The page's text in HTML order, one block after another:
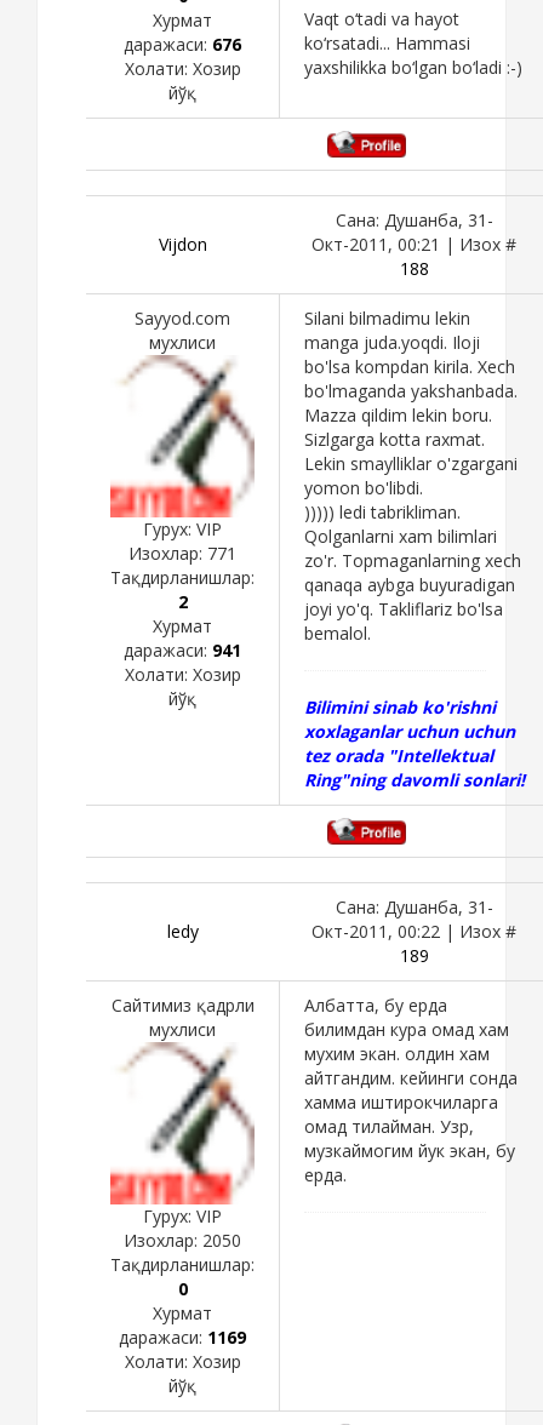
Хурмат
даражаси: 676
Холати: Хозир
йўқ
Vaqt o‘tadi va hayot
ko‘rsatadi... Hammasi
yaxshilikka bo‘lgan bo‘ladi :-)
Vijdon
Сана: Душанба, 31-
Окт-2011, 00:21 | Изох #
188
Sayyod.com
мухлиси
Гурух: VIP
Изохлар: 771
Тақдирланишлар:
2
Хурмат
даражаси: 941
Холати: Хозир
йўқ
Silani bilmadimu lekin
manga juda.yoqdi. Iloji
bo'lsa kompdan kirila. Xech
bo'lmaganda yakshanbada.
Mazza qildim lekin boru.
Sizlgarga kotta raxmat.
Lekin smaylliklar o'zgargani
yomon bo'libdi.
))))) ledi tabrikliman.
Qolganlarni xam bilimlari
zo'r. Topmaganlarning xech
qanaqa aybga buyuradigan
joyi yo'q. Takliflariz bo'lsa
bemalol.
Bilimini sinab ko'rishni
xoxlaganlar uchun uchun
tez orada "Intellektual
Ring"ning davomli sonlari!
ledy
Сана: Душанба, 31-
Окт-2011, 00:22 | Изох #
189
Сайтимиз қадрли
мухлиси
Гурух: VIP
Изохлар: 2050
Тақдирланишлар:
0
Хурмат
даражаси: 1169
Холати: Хозир
йўқ
Албатта, бу ерда
билимдан кура омад хам
мухим экан. олдин хам
айтгандим. кейинги сонда
хамма иштирокчиларга
омад тилайман. Узр,
музкаймогим йук экан, бу
ерда.